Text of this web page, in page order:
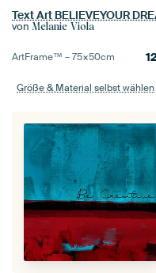
von Melanie Viola
ArtFrame™ –75×50cm
Größe & Material selbst wählen